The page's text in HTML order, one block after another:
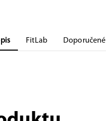
FitLab Doporučené